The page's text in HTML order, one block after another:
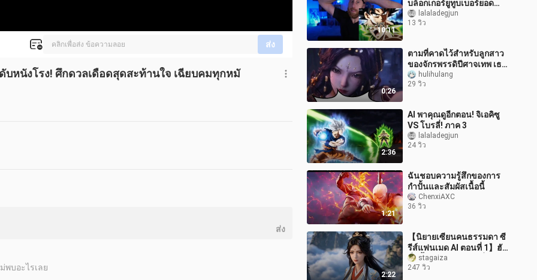
ส่ง
หนังโรง! ศึกดวลเดือดสุดสะท้านใจ เฉียบคมทุกหมั
10:11
บล็อกเกอร์ยูทูบเบอร์ยอด
ฟอลโลว์ 3.7 ล้านคนเห็น
แล้ว? เขาจะวิจารณ์
lalaladegjun
13 วิว
0:26
ตามที่คาดไว้สำหรับลูกสาว
ของจักรพรรดิปีศาจเทพ เธอ
สามารถต่อสู้อย่างหนักด้วย
หมัดและหมัด!
hulihulang
29 วิว
2:36
AI พาคุณดูอีกตอน! จิเอคิซู
VS โบรลี่! ภาค 3
lalaladegjun
24 วิว
1:21
ฉันชอบความรู้สึกของการ
กำปั้นและสัมผัสเนื้อนี้
ChenxiAXC
36 วิว
2:22
【นิยายเซียนคนธรรมดา ซี
รีส์แฟนเมด AI ตอนที่ 1】ฮัน
ลี่ย์ขั้นหยวนอิงพบกับจื่อหลิ
งอีกครั้ง~~
stagaiza
247 วิว
ส่ง
พบอะไรเลย